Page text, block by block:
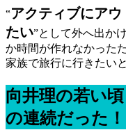
‟アクティブにア
たい”として外へ出か
か時間が作れなかった
家族で旅行に行きたい
向井理の若い
の連続だった！